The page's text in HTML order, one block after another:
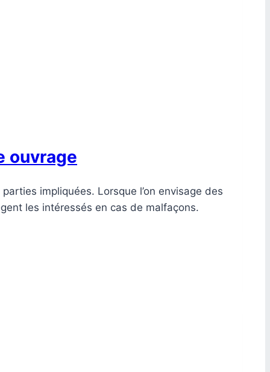
ouvrage
impliquées. Lorsque l’on envisage des
les intéressés en cas de malfaçons.